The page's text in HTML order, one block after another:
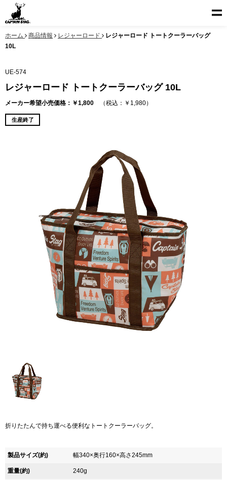
ホーム 商品情報 レジャーロード
レジャーロード トートクーラーバッグ
10L
UE-574
レジャーロード トートクーラーバッグ 10L
メーカー希望小売価格：￥1,800 （税込：￥1,980）
生産終了
折りたたんで持ち運べる便利なトートクーラーバッグ。
製品サイズ(約) 幅340×奥行160×高さ245mm
重量(約) 240g